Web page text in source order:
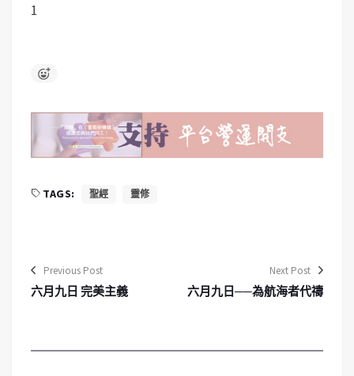
1
TAGS: 聖經 靈修
Previous Post
六月九日 完美主義
Next Post
六月九日──為航海者代禱